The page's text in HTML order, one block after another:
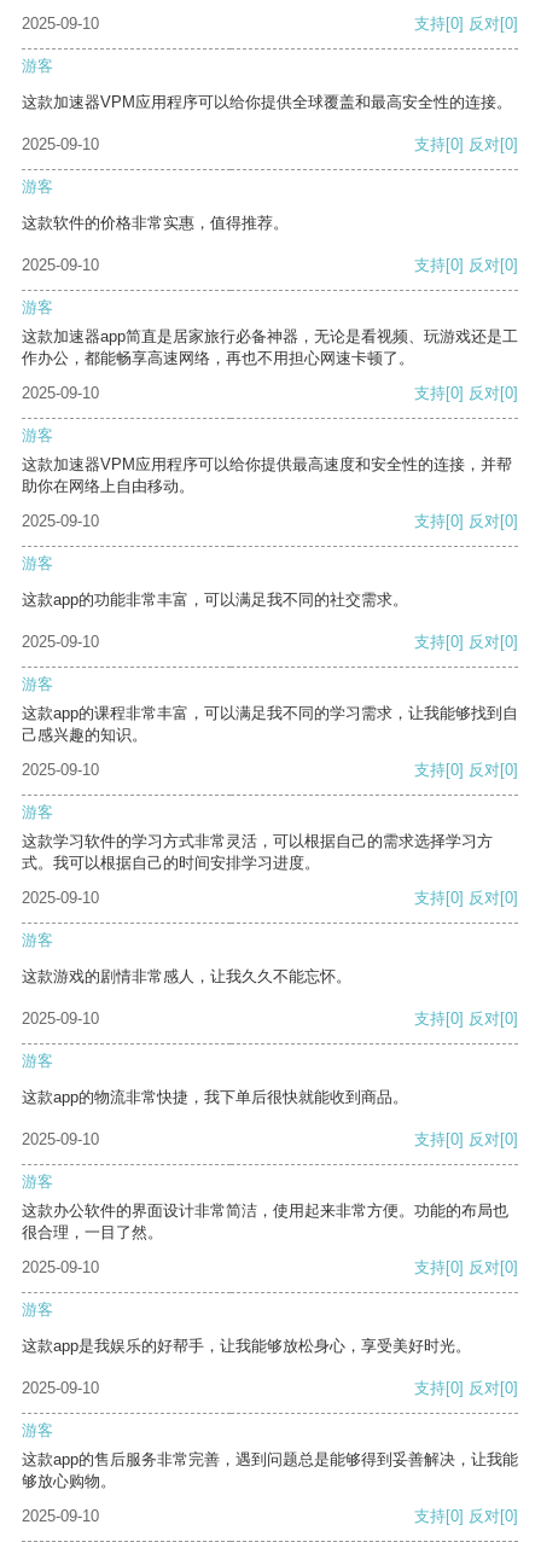
2025-09-10
支持[0] 反对[0]
游客
这款加速器VPM应用程序可以给你提供全球覆盖和最高安全性的连接。
2025-09-10 支持[0] 反对[0]
游客
这款软件的价格非常实惠，值得推荐。
2025-09-10 支持[0] 反对[0]
游客
这款加速器app简直是居家旅行必备神器，无论是看视频、玩游戏还是工
作办公，都能畅享高速网络，再也不用担心网速卡顿了。
2025-09-10
支持[0] 反对[0]
游客
这款加速器VPM应用程序可以给你提供最高速度和安全性的连接，并帮
助你在网络上自由移动。
2025-09-10
支持[0] 反对[0]
游客
这款app的功能非常丰富，可以满足我不同的社交需求。
2025-09-10 支持[0] 反对[0]
游客
这款app的课程非常丰富，可以满足我不同的学习需求，让我能够找到自
己感兴趣的知识。
2025-09-10
支持[0] 反对[0]
游客
这款学习软件的学习方式非常灵活，可以根据自己的需求选择学习方
式。我可以根据自己的时间安排学习进度。
2025-09-10
支持[0] 反对[0]
游客
这款游戏的剧情非常感人，让我久久不能忘怀。
2025-09-10 支持[0] 反对[0]
游客
这款app的物流非常快捷，我下单后很快就能收到商品。
2025-09-10 支持[0] 反对[0]
游客
这款办公软件的界面设计非常简洁，使用起来非常方便。功能的布局也
很合理，一目了然。
2025-09-10
支持[0] 反对[0]
游客
这款app是我娱乐的好帮手，让我能够放松身心，享受美好时光。
2025-09-10 支持[0] 反对[0]
游客
这款app的售后服务非常完善，遇到问题总是能够得到妥善解决，让我能
够放心购物。
2025-09-10
支持[0] 反对[0]